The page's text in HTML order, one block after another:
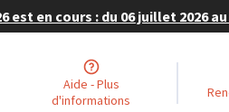
en cours : du 06 juillet 2026 au
Aide - Plus
d'informations